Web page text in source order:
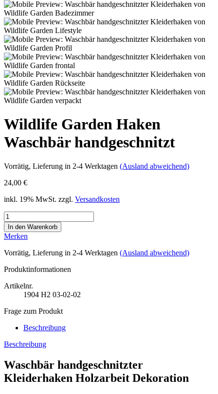
Wildlife Garden Haken
Waschbär handgeschnitzt
Vorrätig, Lieferung in 2-4 Werktagen (Ausland abweichend)
24,00 €
inkl. 19% MwSt. zzgl. Versandkosten
Merken
Vorrätig, Lieferung in 2-4 Werktagen (Ausland abweichend)
Produktinformationen
Artikelnr.
1904 H2 03-02-02
Frage zum Produkt
Beschreibung
Beschreibung
Waschbär handgeschnitzter
Kleiderhaken Holzarbeit Dekoration